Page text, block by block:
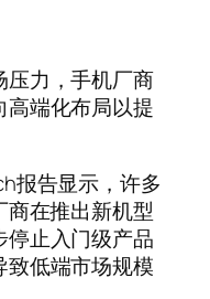
力，手机厂商
端化布局以提
告显示，许多
商在推出新机型
止入门级产品
低端市场规模